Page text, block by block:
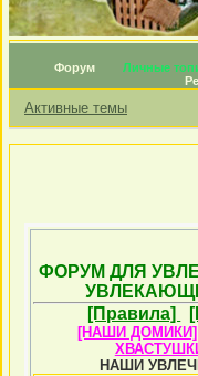
Форум Личные
Активные темы
ФОРУМ ДЛЯ
[Правила]
[НАШИ ДОМИКИ]
НАШИ